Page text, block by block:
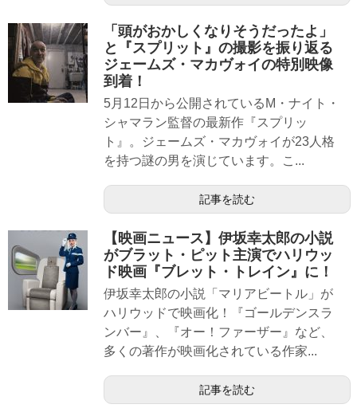
「頭がおかしくなりそうだったよ」
と『スプリット』の撮影を振り返る
ジェームズ・マカヴォイの特別映像
到着！
5月12日から公開されているM・ナイト・
シャマラン監督の最新作『スプリッ
ト』。ジェームズ・マカヴォイが23人格
を持つ謎の男を演じています。こ...
記事を読む
【映画ニュース】伊坂幸太郎の小説
がブラット・ピット主演でハリウッ
ド映画『ブレット・トレイン』に！
伊坂幸太郎の小説「マリアビートル」が
ハリウッドで映画化！『ゴールデンスラ
ンバー』、『オー！ファーザー』など、
多くの著作が映画化されている作家...
記事を読む